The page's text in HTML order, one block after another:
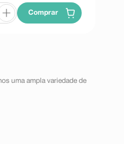
Comprar
uma ampla variedade de